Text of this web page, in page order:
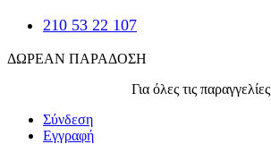
210 53 22 107
ΔΩΡΕΑΝ ΠΑΡΑΔΟΣΗ
Για όλες τις παραγγελίες
Σύνδεση
Εγγραφή